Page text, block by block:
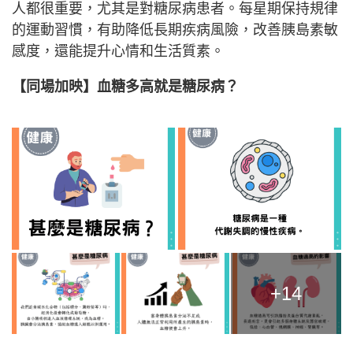
人都很重要，尤其是對糖尿病患者。每星期保持規律
的運動習慣，有助降低長期疾病風險，改善胰島素敏
感度，還能提升心情和生活質素。
【同場加映】血糖多高就是糖尿病？
+14